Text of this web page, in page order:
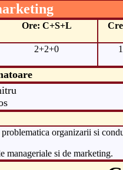
Ore: C+S+L
2+2+0
organizarii si
manageriale si de marketing.